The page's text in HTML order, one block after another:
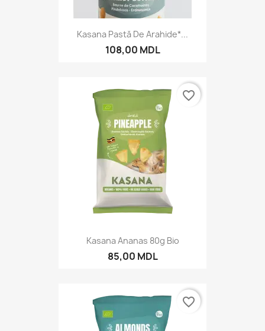
Kasana Pastă De Arahide*...
108,00 MDL
Kasana Ananas 80g Bio
85,00 MDL
favorite_border
favorite_border